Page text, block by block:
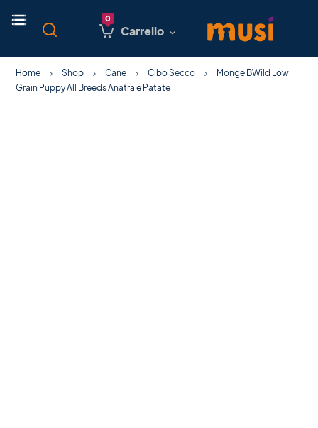
Carrello
Home Shop Cane Cibo Secco
Monge BWild Low
Grain Puppy All Breeds Anatra e Patate